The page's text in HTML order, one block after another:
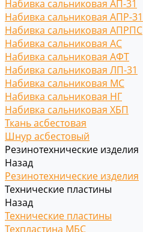
Набивка сальниковая АП-31
Набивка сальниковая АПР-31
Набивка сальниковая АПРПС
Набивка сальниковая АС
Набивка сальниковая АФТ
Набивка сальниковая ЛП-31
Набивка сальниковая МС
Набивка сальниковая НГ
Набивка сальниковая ХБП
Ткань асбестовая
Шнур асбестовый
Резинотехнические изделия
Назад
Резинотехнические изделия
Технические пластины
Назад
Технические пластины
Техпластина МБС